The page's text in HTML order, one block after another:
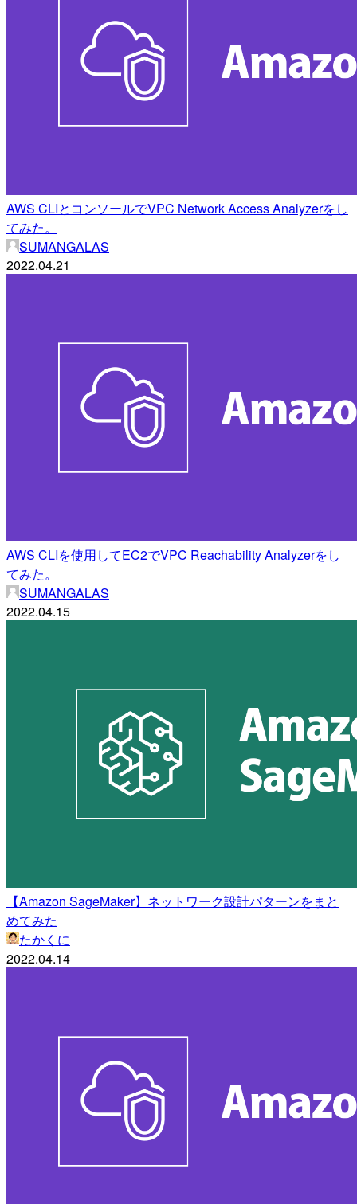
AWS CLIとコンソールでVPC Network Access Analyzerをし
てみた。
SUMANGALAS
2022.04.21
AWS CLIを使用してEC2でVPC Reachability Analyzerをし
てみた。
SUMANGALAS
2022.04.15
【Amazon SageMaker】ネットワーク設計パターンをまと
めてみた
たかくに
2022.04.14